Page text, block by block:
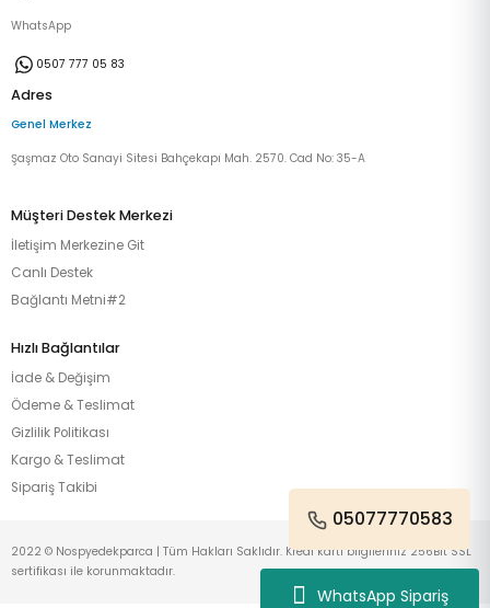
WhatsApp Sipariş
WhatsApp
0507 777 05 83
Adres
Genel Merkez
Şaşmaz Oto Sanayi Sitesi Bahçekapı Mah. 2570. Cad No: 35-A
Müşteri Destek Merkezi
İletişim Merkezine Git
Canlı Destek
Bağlantı Metni#2
Hızlı Bağlantılar
İade & Değişim
Ödeme & Teslimat
Gizlilik Politikası
Kargo & Teslimat
Sipariş Takibi
05077770583
2022 © Nospyedekparca | Tüm Hakları Saklıdır. Kredi kartı bilgileriniz 256Bit SSL
sertifikası ile korunmaktadır.